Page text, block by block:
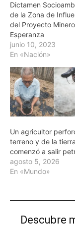
Dictamen
de la Zona de
del Proyecto
Esperanza
junio 10, 2023
En «Nación»
Un agricultor
terreno y de la tierra
comenzó a salir
agosto 5, 2026
En «Mundo»
Descubre